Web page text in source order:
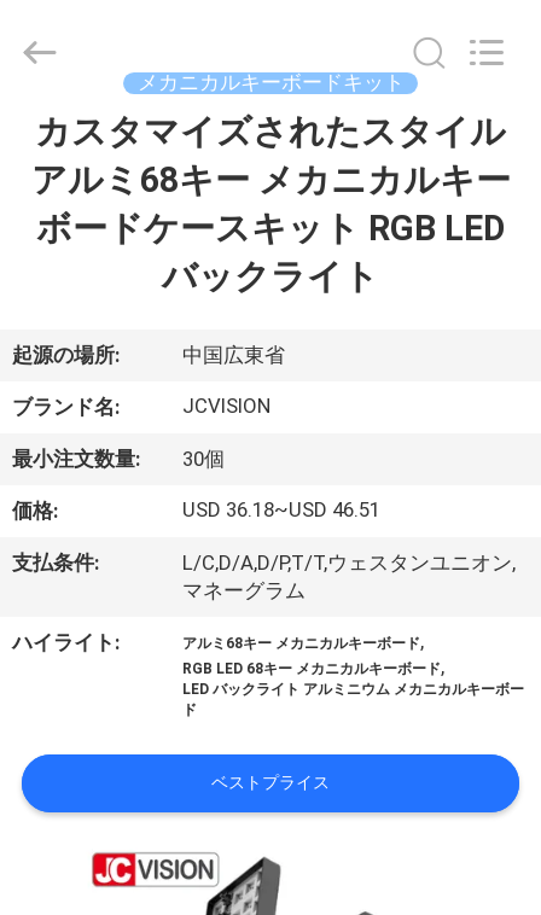
へ
わ
た
し
た
に
て
Copyright
Shenzhen
Interactive
Technology
メカニカルキーボードキット
カスタマイズされたスタイル
アルミ68キー メカニカルキー
ボードケースキット RGB LED
バックライト
起源の場所: 中国広東省
ブランド名: JCVISION
最小注文数量: 30個
価格: USD 36.18~USD 46.51
支払条件:
L/C,D/A,D/P,T/T,ウェスタンユニオン,
マネーグラム
ハイライト: アルミ68キー メカニカルキーボード,
RGB LED 68キー メカニカルキーボード,
LED バックライト アルミニウム メカニカルキーボー
ド
ベストプライス